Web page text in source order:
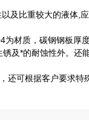
及比重较大的液体,
为材质，碳钢钢板厚
及*的耐蚀性外。还
还可根据客户要求特